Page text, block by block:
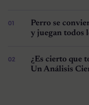
Perro se
y juegan todos
¿Es cierto que
Un Análisis